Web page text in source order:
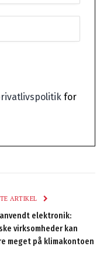
for
ARTIKEL
elektronik:
virksomheder kan
meget på klimakontoen